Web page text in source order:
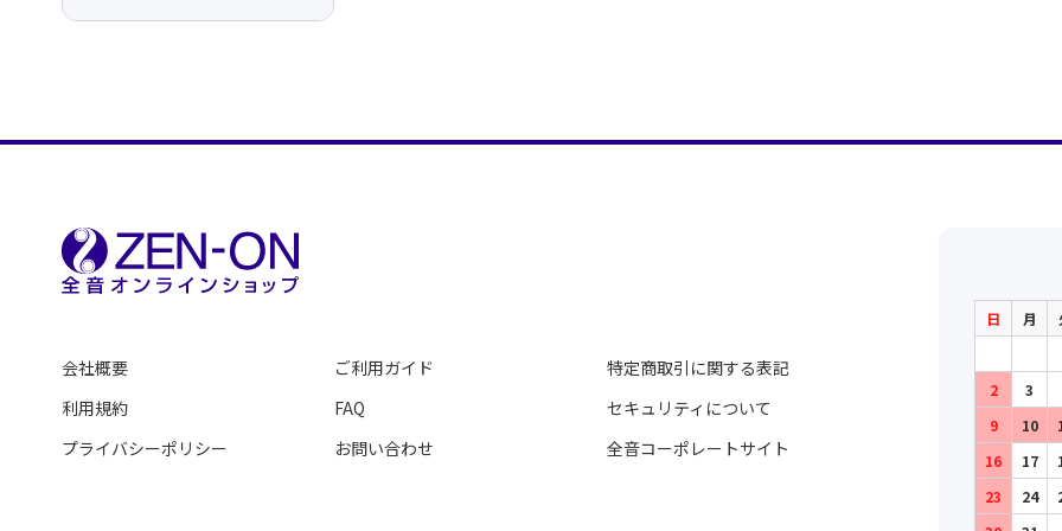
会社概要
利用規約
プライバシーポリシー
ご利用ガイド
FAQ
お問い合わせ
特定商取引に関する表記
セキュリティについて
全音コーポレートサイト
日 月
2 3
9
10
16
17
23
24